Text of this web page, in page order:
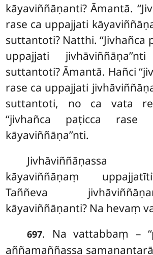
kāyaviññāṇanti? Āmantā.
rase ca uppajjati
suttantoti? Natthi. ‘‘Jivhañca
uppajjati
suttantoti? Āmantā. Hañci
rase ca uppajjati
suttantoti, no ca vata
‘‘jivhañca paṭicca rase
kāyaviññāṇa’’nti.
kāyaviññāṇaṃ
Taññeva
kāyaviññāṇanti? Na hevaṃ
697. Na vattabbaṃ –
aññamaññassa samanantarā